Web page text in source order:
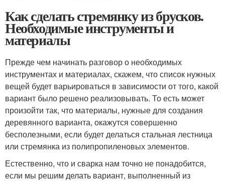
Как сделать стремянку из брусков.
Необходимые инструменты и
материалы
Прежде чем начинать разговор о необходимых
инструментах и материалах, скажем, что список нужных
вещей будет варьироваться в зависимости от того, какой
вариант было решено реализовывать. То есть может
произойти так, что материалы, нужные для создания
деревянного варианта, окажутся совершенно
бесполезными, если будет делаться стальная лестница
или стремянка из полипропиленовых элементов.
Естественно, что и сварка нам точно не понадобится,
если мы решим делать вариант, выполненный из